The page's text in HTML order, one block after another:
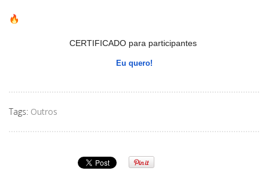
CERTIFICADO para participantes
Eu quero!
Tags: Outros